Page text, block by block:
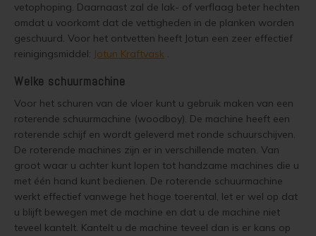
Woonboot behandelen
Woonboot oliën
Woonboot beitsen
Woonboot verven
Schutting behandelen
Schutting olien
Schutting beitsen
Blokhut beitsen
Veranda verven met de meest duurzame verf van Jotun
Tuinhuis verven in de kleuren wit en grijs
Tuinhuis verven met Jotun Demidekk Ultimate
Beste buitenverf voor tuinhuis en schuur
Blokhut impregneren en beitsen
Red Cedar kleur behouden
Jotun oude kleuren
Jotun Kleurencombinaties
Benar
Demidekk Ultimate Tackfarg
Oude Jotun Producten
vetophoping. Daarnaast zal de lak- of verflaag beter hechten
omdat u voorkomt dat de vettigheden in de planken worden
geschuurd. Voor het ontvetten heeft Jotun een zeer effectief
reinigingsmiddel: Jotun Kraftvask .
Welke schuurmachine
Voor het schuren van de vloer kunt u gebruik maken van een
roterende schuurmachine (woodboy). De machine heeft een
roterende schijf en wordt geleverd met ronde schuurschijven.
De roterende machines zijn er in verschillende maten. Van
groot waar u achter kunt lopen tot handzame machines die u
met één hand kunt bedienen. De roterende schuurmachine
werkt effectief vanwege het hoge toerental, let er wel op dat
u blijft bewegen met de machine en dat u de machine niet
teveel kantelt. Kantelt u de machine teveel dan is er kans op